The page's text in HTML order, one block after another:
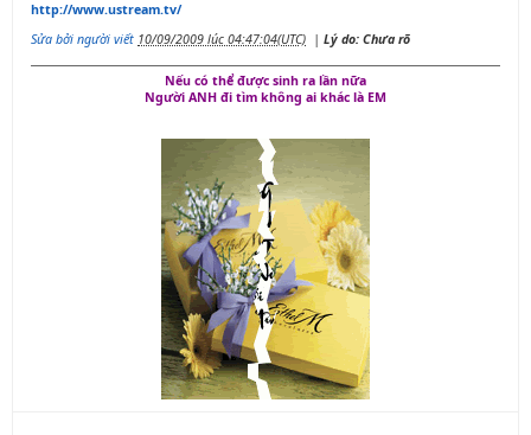
http://www.ustream.tv/
Sửa bởi người viết 10/09/2009 lúc 04:47:04(UTC) | Lý do: Chưa rõ
Nếu có thể được sinh ra lần nữa
Người ANH đi tìm không ai khác là EM